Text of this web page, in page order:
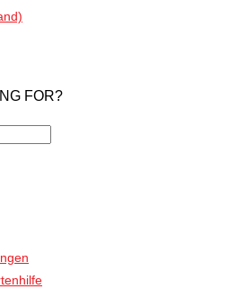
FOR?